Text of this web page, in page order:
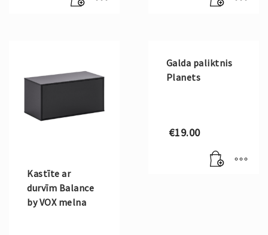
Kastīte ar
durvīm Balance
by VOX melna
Galda paliktnis
Planets
€19.00